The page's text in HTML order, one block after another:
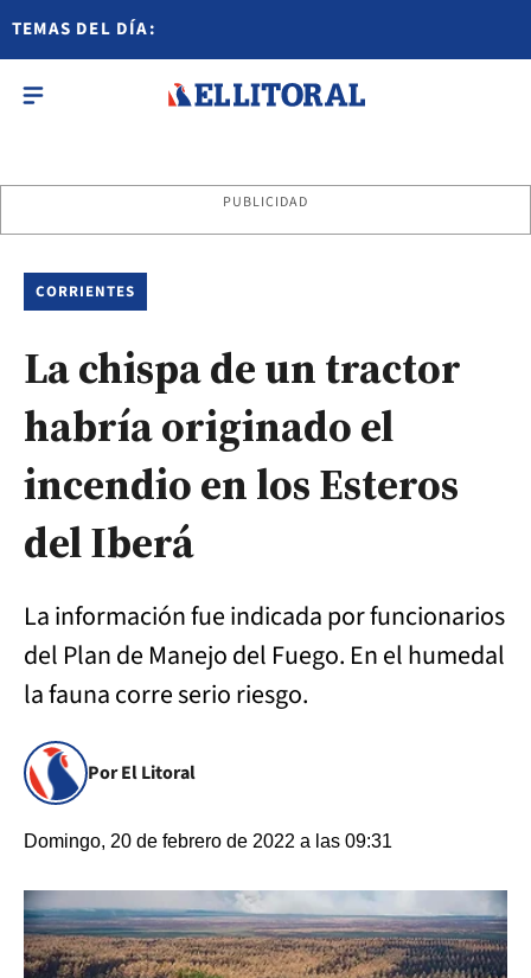
TEMAS DEL DÍA:
PUBLICIDAD
CORRIENTES
La chispa de un tractor
habría originado el
incendio en los Esteros
del Iberá
La información fue indicada por funcionarios
del Plan de Manejo del Fuego. En el humedal
la fauna corre serio riesgo.
Por El Litoral
Domingo, 20 de febrero de 2022 a las 09:31